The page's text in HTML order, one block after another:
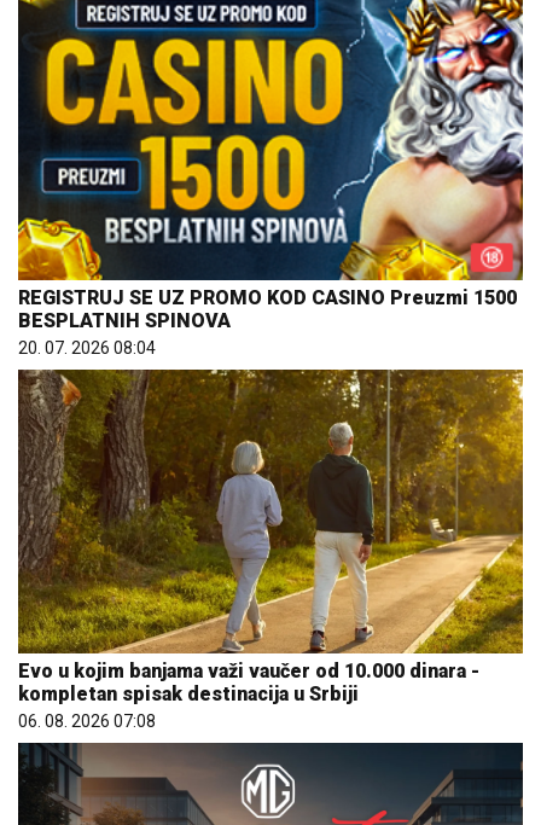
REGISTRUJ SE UZ PROMO KOD CASINO Preuzmi 1500
BESPLATNIH SPINOVA
20. 07. 2026 08:04
Evo u kojim banjama važi vaučer od 10.000 dinara -
kompletan spisak destinacija u Srbiji
06. 08. 2026 07:08